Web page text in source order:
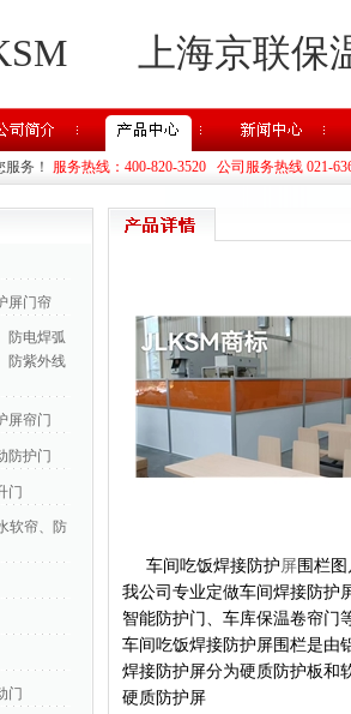
上海京联
务！ 服务热线：400-820-3520 公司服务热线 021-
屏门帘
防电焊弧
防紫外线
屏帘门
防护门
门
软帘、防
门
车间吃饭焊接防护屏围栏
我公司专业定做车间焊接防护
智能防护门、车库保温卷帘门
车间吃饭焊接防护屏围栏是由
焊接防护屏分为硬质防护板和
硬质防护屏